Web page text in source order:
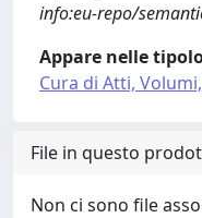
info:eu-repo/
Appare nelle
Cura di Atti,
File in questo
Non ci sono file